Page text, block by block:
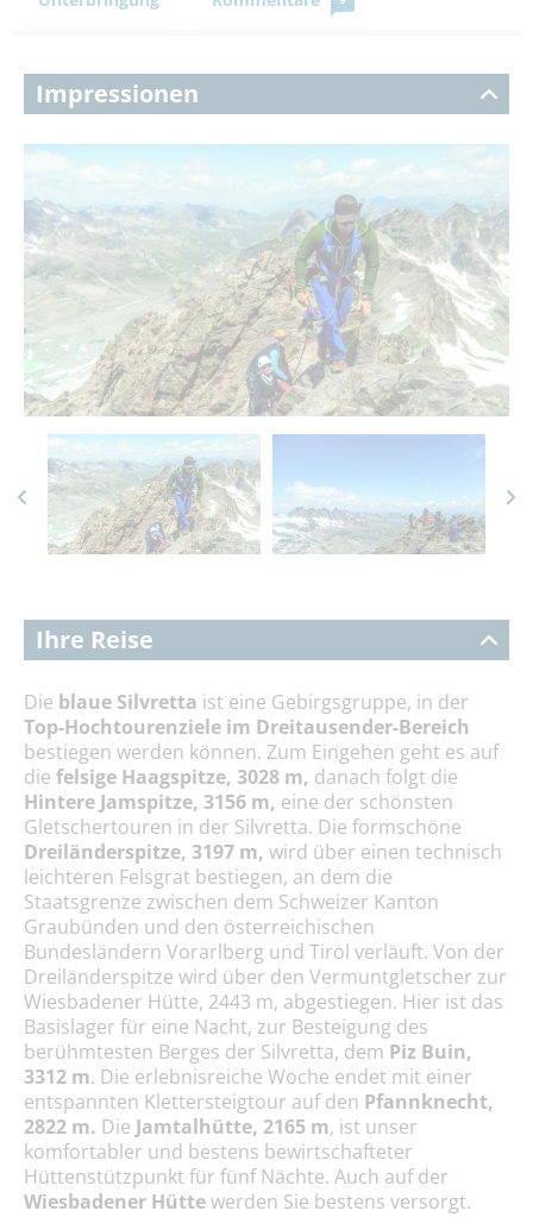
Impressionen
Ihre Reise
Die blaue Silvretta ist eine Gebirgsgruppe, in der
Top-Hochtourenziele im Dreitausender-Bereich
bestiegen werden können. Zum Eingehen geht es auf
die felsige Haagspitze, 3028 m, danach folgt die
Hintere Jamspitze, 3156 m, eine der schönsten
Gletschertouren in der Silvretta. Die formschöne
Dreiländerspitze, 3197 m, wird über einen technisch
leichteren Felsgrat bestiegen, an dem die
Staatsgrenze zwischen dem Schweizer Kanton
Graubünden und den österreichischen
Bundesländern Vorarlberg und Tirol verläuft. Von der
Dreiländerspitze wird über den Vermuntgletscher zur
Wiesbadener Hütte, 2443 m, abgestiegen. Hier ist das
Basislager für eine Nacht, zur Besteigung des
berühmtesten Berges der Silvretta, dem Piz Buin,
3312 m. Die erlebnisreiche Woche endet mit einer
entspannten Klettersteigtour auf den Pfannknecht,
2822 m. Die Jamtalhütte, 2165 m, ist unser
komfortabler und bestens bewirtschafteter
Hüttenstützpunkt für fünf Nächte. Auch auf der
Wiesbadener Hüttewerden Sie bestens versorgt.